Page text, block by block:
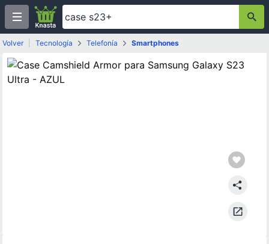
Volver Tecnología Telefonía Smartphones